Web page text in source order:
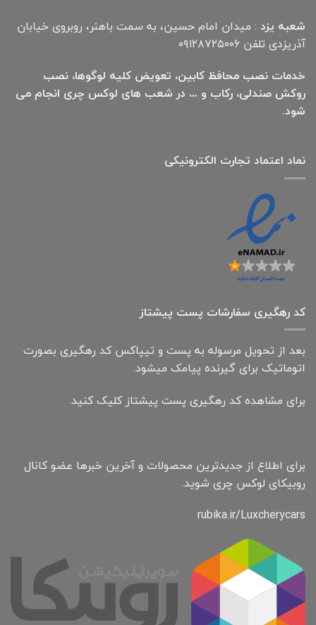
شعبه یزد : میدان امام حسین، به سمت باهنر، روبروی خیابان
آذریزدی تلفن ۰۹۱۲۸۷۲۵۰۰۶
خدمات نصب محافظ کابین، تعویض کلیه لوگوها، نصب
روکش صندلی، رکاب و … در شعب های لوکس چری انجام می
شود.
نماد اعتماد تجارت الكترونیكی
کد رهگیری سفارشات پست پیشتاز
بعد از تحویل مرسوله به پست و تیپاکس کد رهگیری بصورت
اتوماتیک برای گیرنده پیامک میشود.
برای مشاهده کد رهگیری پست پیشتاز کلیک کنید.
برای اطلاع از جدیدترین محصولات و آخرین خبرها عضو کانال
روبیکای لوکس چری شوید.
rubika.ir/Luxcherycars